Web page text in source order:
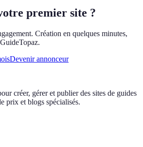
premier site ?
Création en quelques minutes,
Devenir annonceur
créer, gérer et publier des sites de guides
prix et blogs spécialisés.